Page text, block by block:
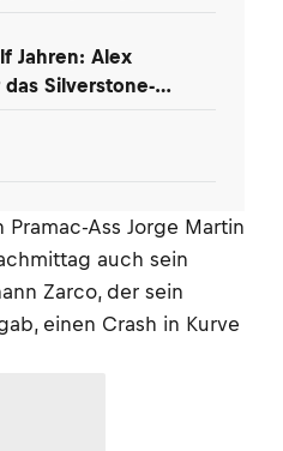
Jahren: Alex
Silverstone-
Ass Jorge Martin
auch sein
Zarco, der sein
einen Crash in Kurve